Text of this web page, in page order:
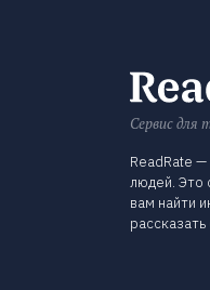
Сервис для
ReadRate —
людей. Это
вам найти
рассказать